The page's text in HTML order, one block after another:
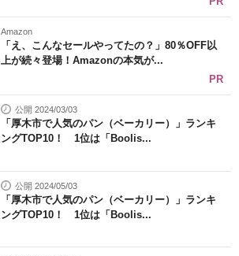
Amazon
「え、こんなセールやってたの？」80％OFF以
上が続々登場！Amazonの本気が...
PR
公開 2024/03/03
「厚木市で人気のパン（ベーカリー）」ランキ
ングTOP10！ 1位は「Boolis...
公開 2024/05/03
「厚木市で人気のパン（ベーカリー）」ランキ
ングTOP10！ 1位は「Boolis...